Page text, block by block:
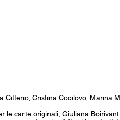
Citterio, Cristina Cocilovo, Marina
le carte originali, Giuliana